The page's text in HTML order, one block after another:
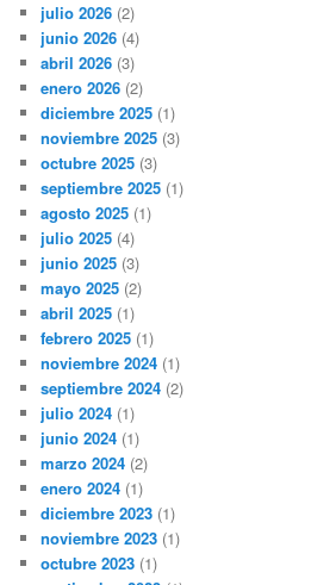
julio 2026 (2)
junio 2026 (4)
abril 2026 (3)
enero 2026 (2)
diciembre 2025 (1)
noviembre 2025 (3)
octubre 2025 (3)
septiembre 2025 (1)
agosto 2025 (1)
julio 2025 (4)
junio 2025 (3)
mayo 2025 (2)
abril 2025 (1)
febrero 2025 (1)
noviembre 2024 (1)
septiembre 2024 (2)
julio 2024 (1)
junio 2024 (1)
marzo 2024 (2)
enero 2024 (1)
diciembre 2023 (1)
noviembre 2023 (1)
octubre 2023 (1)